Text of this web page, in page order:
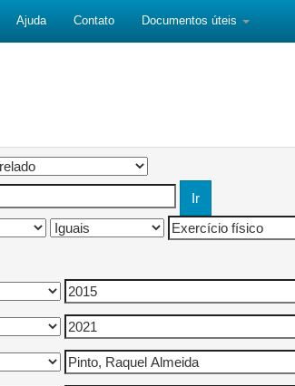
Ajuda Contato Documentos úteis